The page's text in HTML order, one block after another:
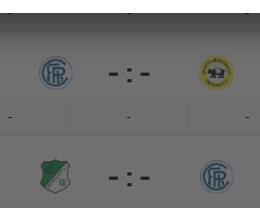
- - -
- : -
- - -
- : -